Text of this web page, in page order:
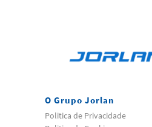
O Grupo Jorlan
Politica de Privacidade